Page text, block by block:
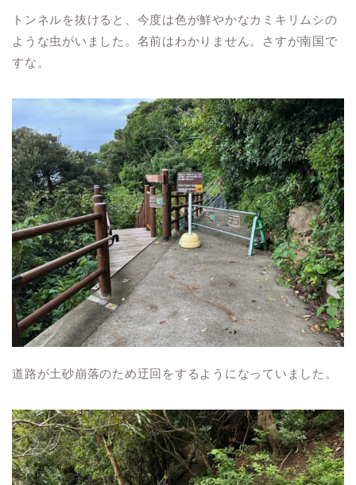
トンネルを抜けると、今度は色が鮮やかなカミキリムシの
ような虫がいました。名前はわかりません。さすが南国で
すな。
道路が土砂崩落のため迂回をするようになっていました。